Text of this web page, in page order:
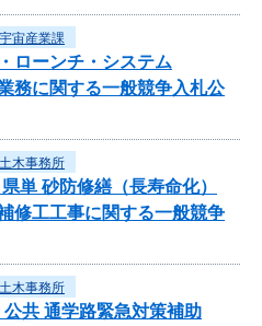
宙産業課
ローンチ・システム
務に関する一般競争入札公
木事務所
単 砂防修繕（長寿命化）
修工工事に関する一般競争
木事務所
共 通学路緊急対策補助